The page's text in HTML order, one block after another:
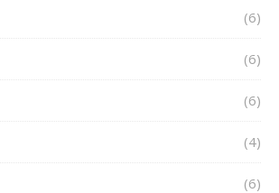
(6)
(6)
(6)
(4)
(6)